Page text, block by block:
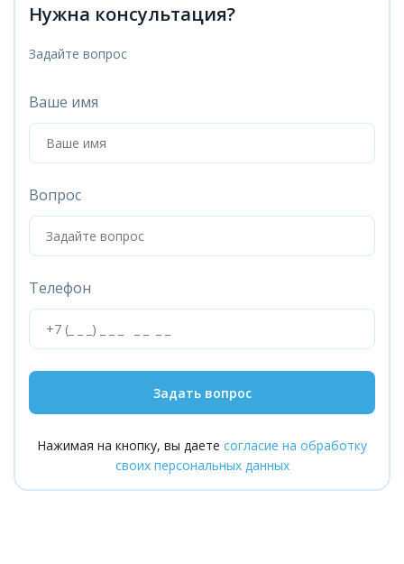
Нужна консультация?
Задайте вопрос
Ваше имя
Вопрос
Телефон
Задать вопрос
Нажимая на кнопку, вы даете согласие на обработку
своих персональных данных